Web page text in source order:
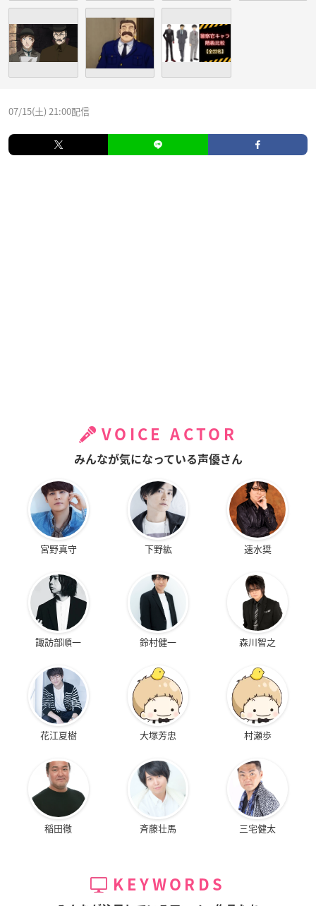
07/15(土) 21:00配信
VOICE ACTOR
みんなが気になっている声優さん
宮野真守 下野紘 速水奨
諏訪部順一 鈴村健一 森川智之
花江夏樹 大塚芳忠 村瀬歩
稲田徹 斉藤壮馬 三宅健太
KEYWORDS